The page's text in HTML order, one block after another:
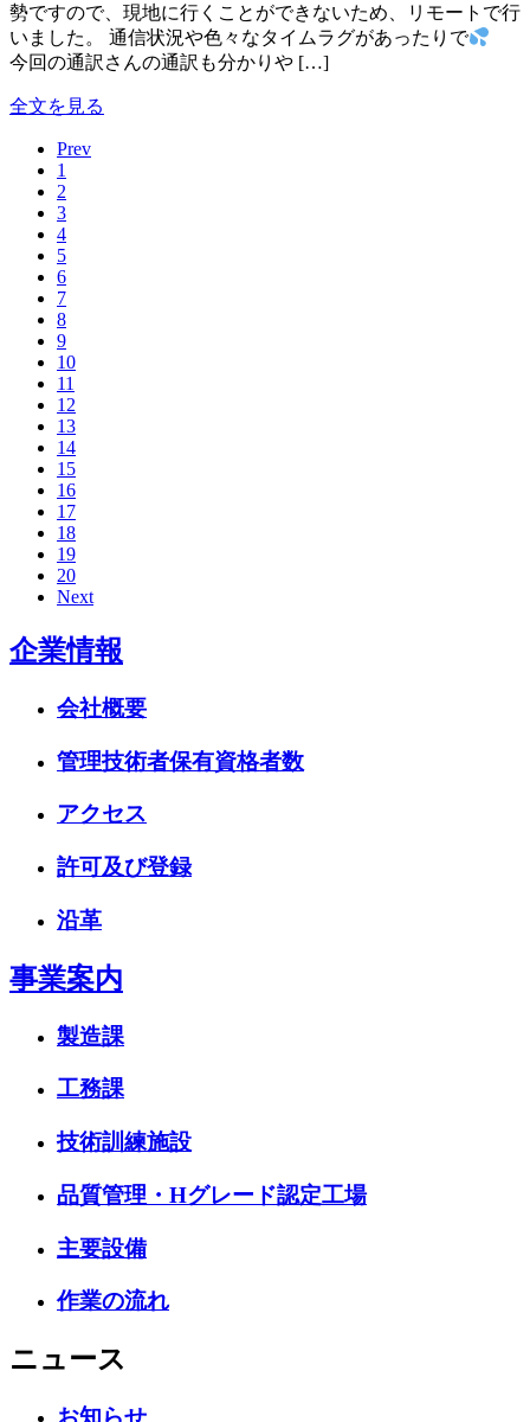
勢ですので、現地に行くことができないため、リモートで行
いました。 通信状況や色々なタイムラグがあったりで
今回の通訳さんの通訳も分かりや […]
全文を見る
Prev
1
2
3
4
5
6
7
8
9
10
11
12
13
14
15
16
17
18
19
20
Next
企業情報
会社概要
管理技術者保有資格者数
アクセス
許可及び登録
沿革
事業案内
製造課
工務課
技術訓練施設
品質管理・Hグレード認定工場
主要設備
作業の流れ
ニュース
お知らせ